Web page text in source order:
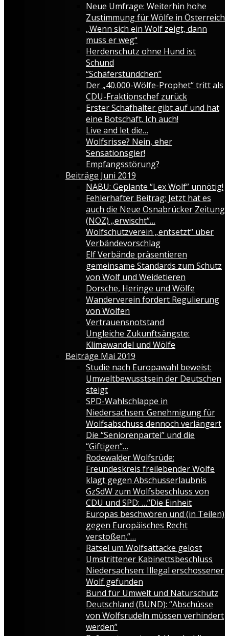
Neue Umfrage: Weiterhin hohe
Zustimmung für Wölfe in Österreich
„Wenn sich ein Wolf zeigt, dann
muss er weg“
Herdenschutz ohne Hund ist
Schund
“Schäferstündchen”
Der „40.000-Wölfe-Prophet“ tritt als
CDU-Fraktionschef zurück
Erster Schafhalter gibt auf und hat
eine Botschaft. Ich auch!
Live and let die…
Wolfsrisse? Nein, eher
Sensationsgier!
Empfangsstörung?
Beiträge Juni 2019
NABU: Geplante “Lex Wolf” unnötig!
Fehlerhafter Beitrag: Jetzt hat es
auch die Neue Osnabrücker Zeitung
(NOZ) „erwischt“…
Wolfschutzverein „entsetzt“ über
Verbändevorschlag
Elf Verbände präsentieren
gemeinsame Standards zum Schutz
von Wolf und Weidetieren
Dorsche, Heringe und Wölfe
Wanderverein fordert Regulierung
von Wölfen
Vertrauensnotstand
Ungleiche Zukunftsängste:
Klimawandel und Wölfe
Beiträge Mai 2019
Studie nach Europawahl beweist:
Umweltbewusstsein der Deutschen
steigt
SPD-Wahlschlappe in
Niedersachsen: Genehmigung für
Wolfsabschuss dennoch verlängert
Die “Seniorenpartei” und die
“Giftigen“…
Rodewalder Wolfsrüde:
Freundeskreis freilebender Wölfe
klagt gegen Abschusserlaubnis
GzSdW zum Wolfsbeschluss von
CDU und SPD: …”Die Einheit
Europas beschwören und (in Teilen)
gegen Europäisches Recht
verstoßen.”…
Rätsel um Wolfsattacke gelöst
Umstrittener Kabinettsbeschluss
Niedersachsen: Illegal erschossener
Wolf gefunden
Bund für Umwelt und Naturschutz
Deutschland (BUND): “Abschüsse
von Wolfsrudeln müssen verhindert
werden”